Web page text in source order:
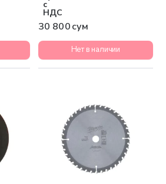
с
НДС
30 800 сум
Нет в наличии